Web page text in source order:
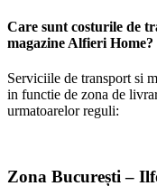
Care sunt costurile de
magazine Alfieri Home?
Serviciile de transport si
in functie de zona de
urmatoarelor reguli:
Zona București –